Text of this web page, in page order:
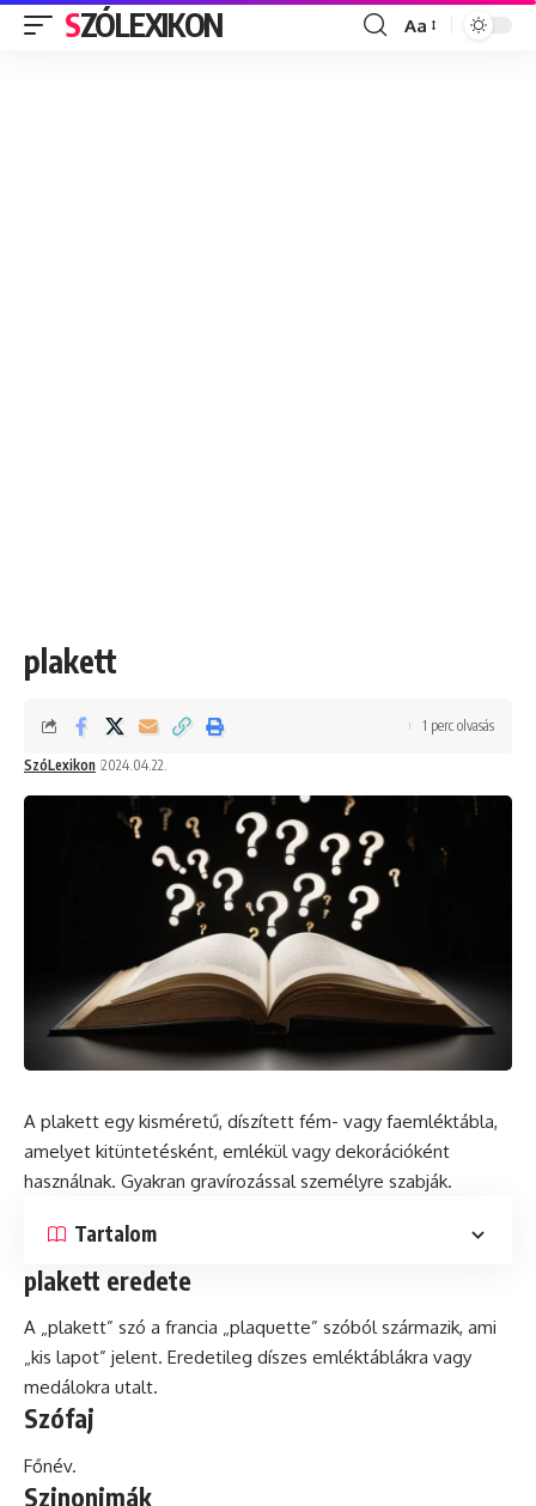
SZÓLEXIKON
Font
Aa
plakett
SzóLexikon 2024.04.22.
1 perc olvasás
A plakett egy kisméretű, díszített fém- vagy faemléktábla,
amelyet kitüntetésként, emlékül vagy dekorációként
használnak. Gyakran gravírozással személyre szabják.
Tartalom
plakett eredete
A „plakett” szó a francia „plaquette” szóból származik, ami
„kis lapot” jelent. Eredetileg díszes emléktáblákra vagy
medálokra utalt.
Szófaj
Főnév.
Szinonimák